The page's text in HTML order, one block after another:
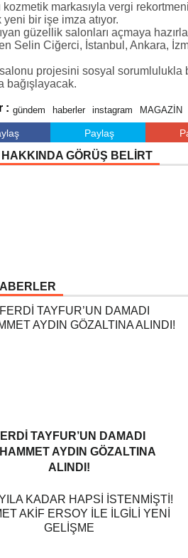
kozmetik markasıyla vergi
bir işe imza atıyor.
güzellik salonları açmaya
Selin Ciğerci, İstanbul, Ankara,
projesini sosyal sorumlulukla
bağışlayacak.
: gündem haberler instagram MAGAZİN
Paylaş
GÖRÜŞ BELİRT
TAYFUR’UN DAMADI
AYDIN GÖZALTINA
ALINDI!